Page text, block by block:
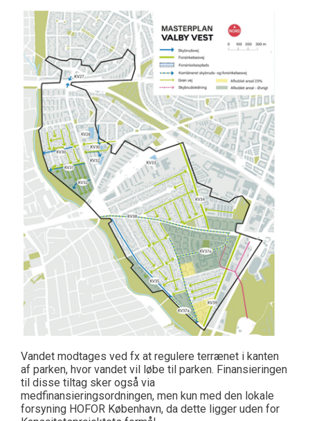
Vandet modtages ved fx at regulere terrænet i kanten
af parken, hvor vandet vil løbe til parken. Finansieringen
til disse tiltag sker også via
medfinansieringsordningen, men kun med den lokale
forsyning HOFOR København, da dette ligger uden for